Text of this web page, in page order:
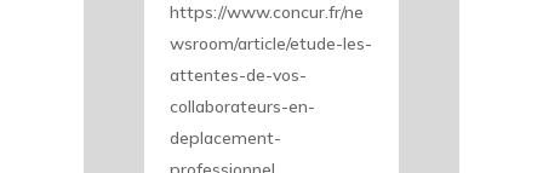
https://www.concur.fr/ne
wsroom/article/etude-les-
attentes-de-vos-
collaborateurs-en-
deplacement-